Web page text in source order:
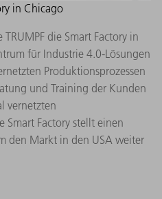
in Chicago
die Smart Factory in
für Industrie 4.0-Lösungen
Produktionsprozessen
und Training der Kunden
vernetzten
Smart Factory stellt einen
den Markt in den USA weiter